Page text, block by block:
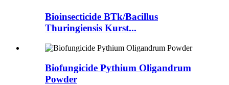
Bioinsecticide BTk/Bacillus
Thuringiensis Kurst...
Biofungicide Pythium Oligandrum
Powder